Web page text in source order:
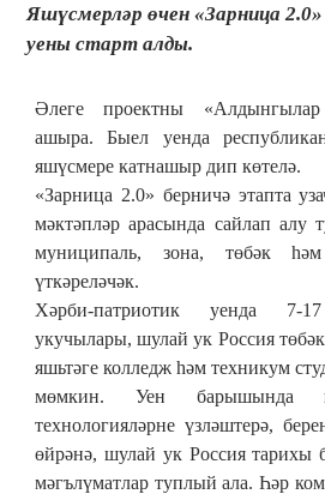
Яшүсмерләр өчен «Зарница
уены старт алды.
Әлеге проектны «Алдынгылар
ашыра. Быел уенда
яшүсмере катнашыр дип көтелә.
«Зарница 2.0» берничә этапта
мәктәпләр арасында сайлап алу
муниципаль, зона, төбәк
үткәреләчәк.
Хәрби-патриотик уенда 7-
укучылары, шулай ук Россия
яшьтәге колледж һәм техникум
мөмкин. Уен барышында
технологияләрне үзләштерә,
өйрәнә, шулай ук Россия тарихы
мәгълүматлар туплый ала. Һәр